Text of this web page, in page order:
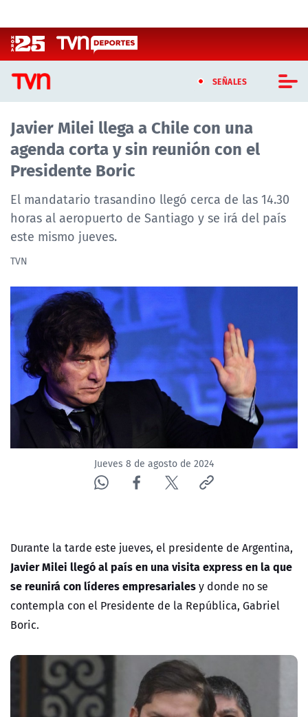
SEÑALES
CASTING MASTERCHEF CHILE
CASTING TVN VERTICAL
TVN VERTICAL
TVN PLAY
PROGRAMAS
TELESERIES
NTV
ACTUALIDAD Y TENDENCIAS
CORPORATIVO Y TRANSPARENCIA
CANAL DE DENUNCIAS
ÁREA DE PROYECTOS
Javier Milei llega a Chile con una
agenda corta y sin reunión con el
Presidente Boric
El mandatario trasandino llegó cerca de las 14.30
horas al aeropuerto de Santiago y se irá del país
este mismo jueves.
TVN
Jueves 8 de agosto de 2024
Durante la tarde este jueves, el presidente de Argentina,
Javier Milei llegó al país en una visita express en la que
se reunirá con líderes empresarialesy donde no se
contempla con el Presidente de la República, Gabriel
Boric.